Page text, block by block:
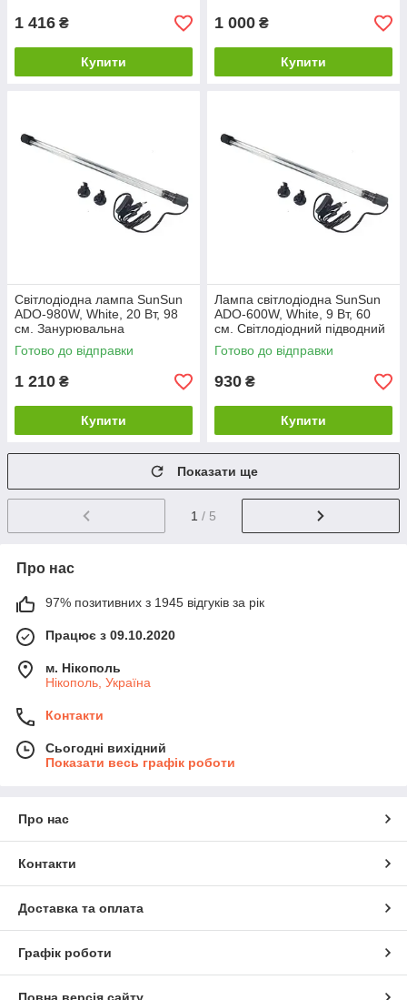
1 416 ₴
Купити
1 000 ₴
Купити
Світлодіодна лампа SunSun
ADО-980W, White, 20 Вт, 98
см. Занурювальна
акваріумна лампа
Готово до відправки
1 210 ₴
Купити
Лампа світлодіодна SunSun
ADО-600W, White, 9 Вт, 60
см. Світлодіодний підводний
світильник для акваріума
Готово до відправки
930 ₴
Купити
Показати ще
1 / 5
Про нас
97% позитивних з 1945 відгуків за рік
Працює з 09.10.2020
м. Нікополь
Нікополь, Україна
Контакти
Сьогодні вихідний
Показати весь графік роботи
Про нас
Контакти
Доставка та оплата
Графік роботи